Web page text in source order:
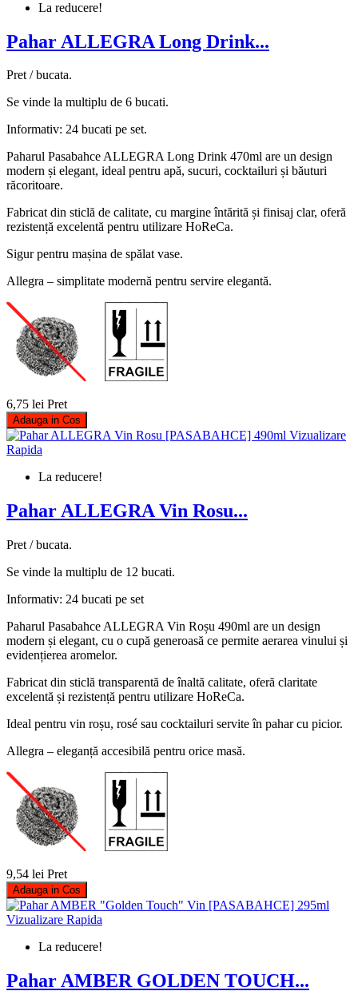
La reducere!
Pahar ALLEGRA Long Drink...
Pret / bucata.
Se vinde la multiplu de 6 bucati.
Informativ: 24 bucati pe set.
Paharul Pasabahce ALLEGRA Long Drink 470ml are un design
modern și elegant, ideal pentru apă, sucuri, cocktailuri și băuturi
răcoritoare.
Fabricat din sticlă de calitate, cu margine întărită și finisaj clar, oferă
rezistență excelentă pentru utilizare HoReCa.
Sigur pentru mașina de spălat vase.
Allegra – simplitate modernă pentru servire elegantă.
6,75 lei Pret
Adauga in Cos
Vizualizare
Rapida
La reducere!
Pahar ALLEGRA Vin Rosu...
Pret / bucata.
Se vinde la multiplu de 12 bucati.
Informativ: 24 bucati pe set
Paharul Pasabahce ALLEGRA Vin Roșu 490ml are un design
modern și elegant, cu o cupă generoasă ce permite aerarea vinului și
evidențierea aromelor.
Fabricat din sticlă transparentă de înaltă calitate, oferă claritate
excelentă și rezistență pentru utilizare HoReCa.
Ideal pentru vin roșu, rosé sau cocktailuri servite în pahar cu picior.
Allegra – eleganță accesibilă pentru orice masă.
9,54 lei Pret
Adauga in Cos
Vizualizare Rapida
La reducere!
Pahar AMBER GOLDEN TOUCH...